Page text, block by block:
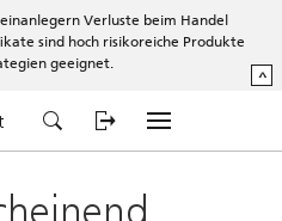
Verluste beim Handel
sind hoch risikoreiche Produkte
geeignet.
^